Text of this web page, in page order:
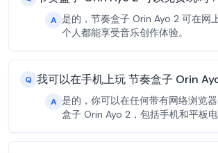
A 是的，节奏盒子 Orin Ayo 2 可在网
个人都能享受音乐创作体验。
Q 我可以在手机上玩 节奏盒子 Orin
A 是的，你可以在任何带有网络浏览
盒子 Orin Ayo 2，包括手机和平板电